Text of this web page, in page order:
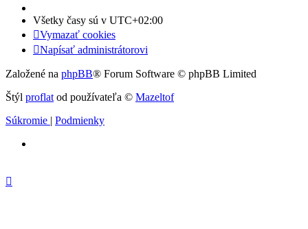
Všetky časy sú v UTC+02:00
Vymazať cookies
Napísať administrátorovi
Založené na phpBB® Forum Software © phpBB Limited
Štýl proflat od používateľa © Mazeltof
Súkromie | Podmienky